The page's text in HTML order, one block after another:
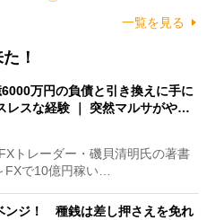
一覧を見る
！
6000万円の負債と引き換えに手に
レスな経験 ｜ 突然マルサがや…
トレーダー・磯貝清明氏の著書
FXで10億円稼い…
ンジ！ 種銭は差し押さえを免れ